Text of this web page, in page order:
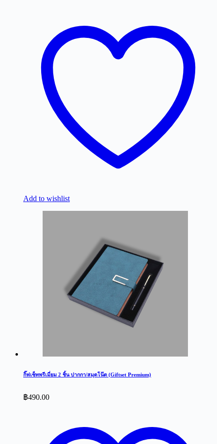
Add to wishlist
กิ๊ฟเซ็ทพรีเมี่ยม 2 ชิ้น ปากกา/สมุดโน๊ต (Giftset Premium)
฿490.00